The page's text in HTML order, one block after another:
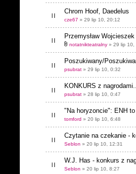
Chrom Hoof, Daedelus
cze67 » 29 lip 10, 20:12
Przemysław
notatnikteatralny » 29 lip 10,
Poszukiwany/
psubrat » 29 lip 10, 0:32
KONKURS z
psubrat » 28 lip 10, 0:47
"Na horyzoncie": ENH
tomford » 20 lip 10, 6:48
Czytanie na czekanie -
Seblon » 20 lip 10, 12:31
W.J. Has - konkurs z
Seblon » 20 lip 10, 8:27